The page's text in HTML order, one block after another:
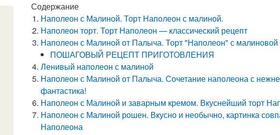
Содержание
Наполеон с Малиной. Торт Наполеон с малиной.
Наполеон торт. Торт Наполеон — классический рецепт
Наполеон с Малиной от Палыча. Торт "Наполеон" с малиновой
ПОШАГОВЫЙ РЕЦЕПТ ПРИГОТОВЛЕНИЯ
Ленивый наполеон с малиной
Наполеон с Малиной от Палыча. Сочетание наполеона с
фантастика!
Наполеон с Малиной и заварным кремом. Вкуснейший торт
Наполеон с Малиной рошен. Вкусно и необычно, картинка
Наполеона